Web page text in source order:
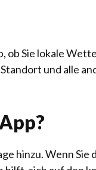
ob Sie lokale
und alle
hinzu. Wenn Sie